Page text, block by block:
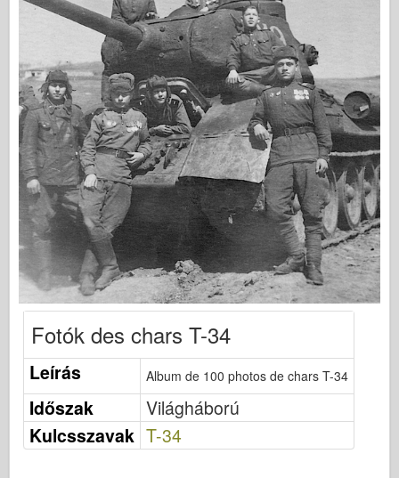
AZ modell
Fekete Kutya
Bronco
Cyber-hobbi
Dnepromodel között
Sárkány
Eduard
E.T. modell
Finom formák
Vitéz erők
Friulmodel
Hasegawa
HobbiBoss
IBG modellek
Icm
Fotók des chars T-34
Leírás Album de 100 photos de chars T-34
Időszak
Világháború
Kulcsszavak T-34